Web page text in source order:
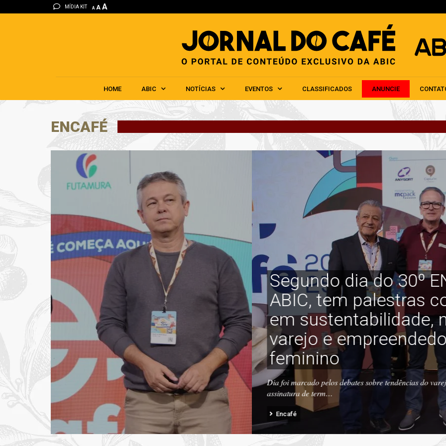
MÍDIA KIT A A A
HOME ABIC NOTÍCIAS EVENTOS CLASSIFICADOS ANUNCIE
HOME ABIC NOTÍCIAS EVENTOS
ENCAFÉ
Segundo dia do 30º ENCAFÉ, da
ABIC, tem palestras com foco
em sustentabilidade, mercado,
varejo e empreendedorismo
feminino
Dia foi marcado pelos debates sobre tendências do varejo, ESG na cadeia cafeeira,
assinatura de term…
Encafé